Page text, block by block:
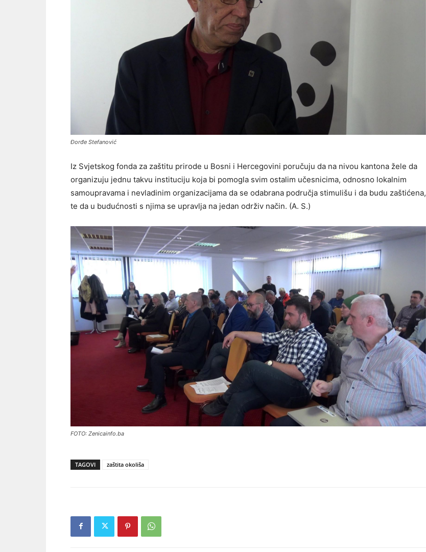
Đorđe Stefanović
Iz Svjetskog fonda za zaštitu prirode u Bosni i Hercegovini poručuju da na nivou kantona žele da
organizuju jednu takvu instituciju koja bi pomogla svim ostalim učesnicima, odnosno lokalnim
samoupravama i nevladinim organizacijama da se odabrana područja stimulišu i da budu zaštićena,
te da u budućnosti s njima se upravlja na jedan održiv način. (A. S.)
FOTO: Zenicainfo.ba
TAGOVI zaštita okoliša